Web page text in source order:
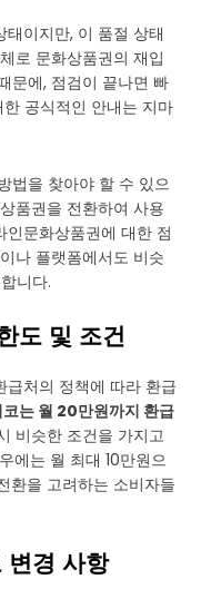
이지만, 이 품절 상태
로 문화상품권의 재입
문에, 점검이 끝나면 빠
공식적인 안내는 지마
법을 찾아야 할 수 있으
품권을 전환하여 사용
문화상품권에 대한 점
나 플랫폼에서도 비슷
니다.
도 및 조건
급처의 정책에 따라 환급
는 월 20만원까지 환급
비슷한 조건을 가지고
에는 월 최대 10만원으
환을 고려하는 소비자들
변경 사항